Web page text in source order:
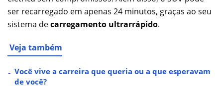
ser recarregado em apenas 24 minutos, graças ao seu
sistema decarregamento ultrarrápido.
Veja também
Você vive a carreira que queria ou a que esperavam
de você?